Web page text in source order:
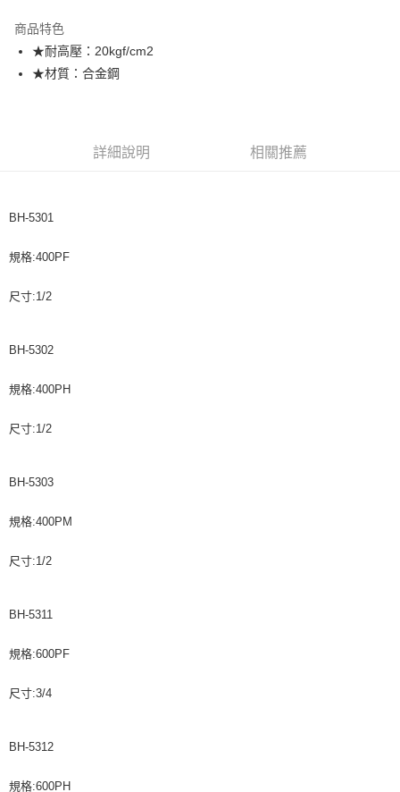
運送方式
付款後全家取貨
每筆NT$60，滿NT$599(含以上)免運費
付款後7-11取貨
商品特色
★耐高壓：20kgf/cm2
★材質：合金鋼
詳細說明 相關推薦
BH-5301
規格:400PF
尺寸:1/2
BH-5302
規格:400PH
尺寸:1/2
BH-5303
規格:400PM
尺寸:1/2
BH-5311
規格:600PF
尺寸:3/4
BH-5312
規格:600PH